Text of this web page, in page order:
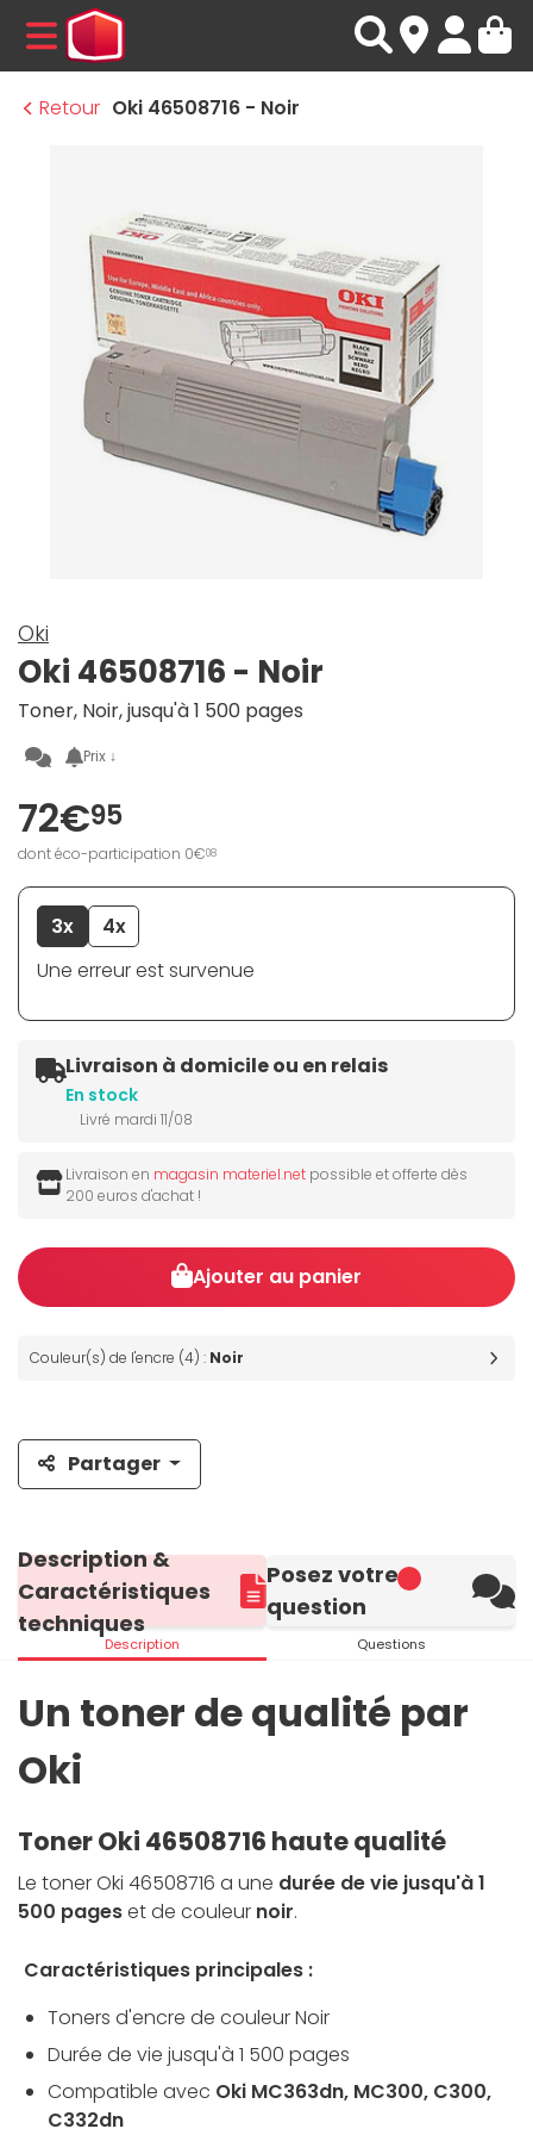
MENU
Retour Oki 46508716 - Noir
Oki
Oki 46508716 - Noir
Toner, Noir, jusqu'à 1 500 pages
Prix ↓
72€95
dont éco-participation 0€08
3x
4x
Une erreur est survenue
Livraison à domicile ou en relais
En stock
Livré mardi 11/08
Livraison en magasin materiel.net possible et offerte dès
200 euros d'achat !
Ajouter au panier
Couleur(s) de l'encre (4) : Noir
Partager
Description &
Caractéristiques
techniques
Description
Posez votre
question
Questions
Un toner de qualité par
Oki
Toner Oki 46508716 haute qualité
Le toner Oki 46508716 a une durée de vie jusqu'à 1
500 pageset de couleur noir.
Caractéristiques principales :
Toners d'encre de couleur Noir
Durée de vie jusqu'à 1 500 pages
Compatible avec Oki MC363dn, MC300, C300,
C332dn